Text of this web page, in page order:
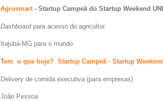
Agrosmart- Startup Campeã do Startup Weekend
Dashboardpara acesso do agricultor
Itajubá-MG para o mundo
Tem o que hoje? Startup Campeã - Startup
Delivery de comida executiva (para empresas)
João Pessoa